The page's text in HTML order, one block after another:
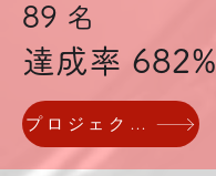
89 名
達成率 682%
プロジェクトページへ